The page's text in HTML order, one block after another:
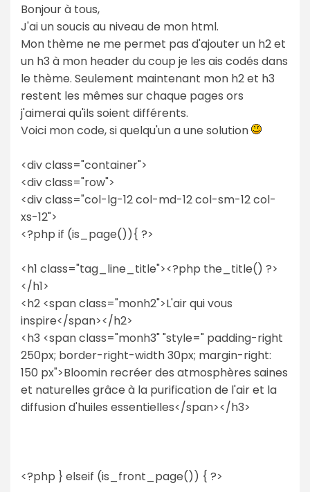
Bonjour à tous,
J'ai un soucis au niveau de mon html.
Mon thème ne me permet pas d'ajouter un h2 et
un h3 à mon header du coup je les ais codés dans
le thème. Seulement maintenant mon h2 et h3
restent les mêmes sur chaque pages ors
j'aimerai qu'ils soient différents.
Voici mon code, si quelqu'un a une solution
<div class="container">
<div class="row">
<div class="col-lg-12 col-md-12 col-sm-12 col-
xs-12">
<?php if (is_page()){ ?>
<h1 class="tag_line_title"><?php the_title() ?>
</h1>
<h2 <span class="monh2">L'air qui vous
inspire</span></h2>
<h3 <span class="monh3" "style=" padding-right
250px; border-right-width 30px; margin-right:
150 px">Bloomin recréer des atmosphères saines
et naturelles grâce à la purification de l'air et la
diffusion d'huiles essentielles</span></h3>
<?php } elseif (is_front_page()) { ?>